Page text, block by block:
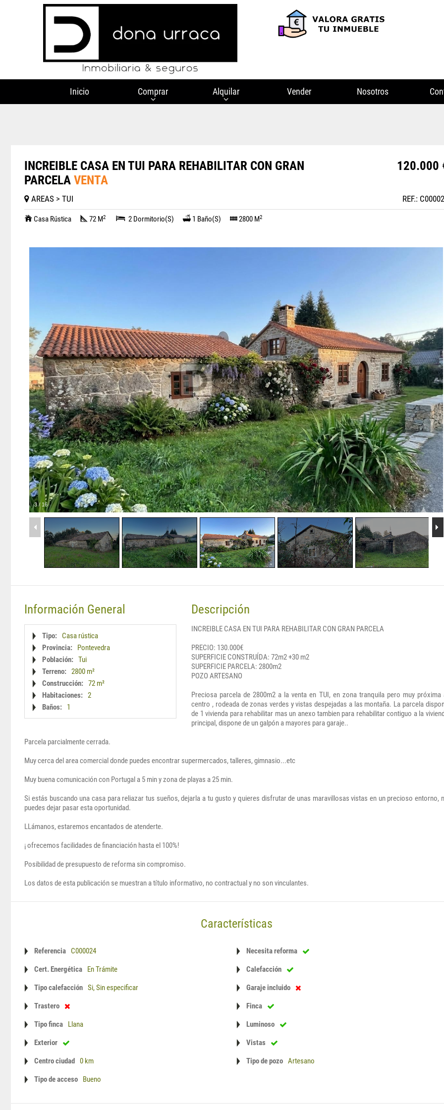
Inicio Comprar Alquilar Vender Nosotros
INCREIBLE CASA EN TUI PARA REHABILITAR CON GRAN
PARCELAVENTA
120.000
AREAS > TUI REF.:
Casa Rústica 72 M2 2 Dormitorio(s) 1 Baño(s) 2800 M2
3/ 16
Información General
Tipo:
Casa rústica
Provincia:
Pontevedra
Población: Tui
Terreno: 2800 m²
Construcción: 72 m²
Habitaciones: 2
Baños:
1
Descripción
INCREIBLE CASA EN TUI PARA REHABILITAR CON GRAN PARCELA
PRECIO: 130.000€
SUPERFICIE CONSTRUÍDA: 72m2 +30 m2
SUPERFICIE PARCELA: 2800m2
POZO ARTESANO
Preciosa parcela de 2800m2 a la venta en TUI, en zona tranquila pero muy próxima
centro , rodeada de zonas verdes y vistas despejadas a las montaña. La parcela
de 1 vivienda para rehabilitar mas un anexo tambien para rehabilitar contiguo a la
principal, dispone de un galpón a mayores para garaje..
Parcela parcialmente cerrada.
Muy cerca del area comercial donde puedes encontrar supermercados, talleres, gimnasio...etc
Muy buena comunicación con Portugal a 5 min y zona de playas a 25 min.
Si estás buscando una casa para reliazar tus sueños, dejarla a tu gusto y quieres disfrutar de unas maravillosas vistas en un precioso entorno,
puedes dejar pasar esta oportunidad.
LLámanos, estaremos encantados de atenderte.
¡ ofrecemos facilidades de financiación hasta el 100%!
Posibilidad de presupuesto de reforma sin compromiso.
Los datos de esta publicación se muestran a título informativo, no contractual y no son vinculantes.
Características
Referencia C000024 Necesita reforma
Cert. Energética En Trámite Calefacción
Tipo calefacción Si, Sin especificar Garaje incluido
Trastero Finca
Tipo finca Llana Luminoso
Exterior Vistas
Centro ciudad 0 km Tipo de pozo Artesano
Tipo de acceso Bueno